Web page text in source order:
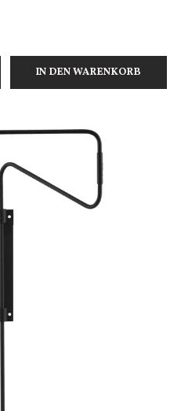
IN DEN WARENKORB